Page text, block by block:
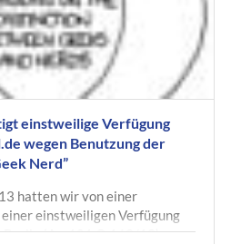
einstweilige Verfügung
wegen Benutzung der
Nerd”
hatten wir von einer
einer einstweiligen Verfügung
Berlin (Az. 101 O 162/13)